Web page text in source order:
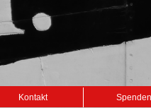
Kontakt Spenden